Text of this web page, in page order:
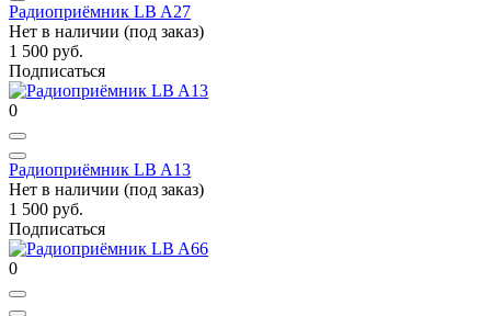
Радиоприёмник LB A27
Нет в наличии (под заказ)
1 500 руб.
Подписаться
0
Радиоприёмник LB A13
Нет в наличии (под заказ)
1 500 руб.
Подписаться
0